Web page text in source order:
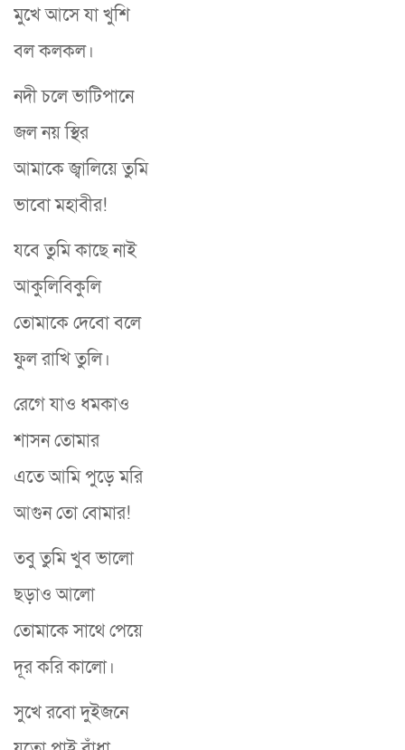
মুখে আসে যা খুশি
বল কলকল।
নদী চলে ভাটিপানে
জল নয় স্থির
আমাকে জ্বালিয়ে তুমি
ভাবো মহাবীর!
যবে তুমি কাছে নাই
আকুলিবিকুলি
তোমাকে দেবো বলে
ফুল রাখি তুলি।
রেগে যাও ধমকাও
শাসন তোমার
এতে আমি পুড়ে মরি
আগুন তো বোমার!
তবু তুমি খুব ভালো
ছড়াও আলো
তোমাকে সাথে পেয়ে
দূর করি কালো।
সুখে রবো দুইজনে